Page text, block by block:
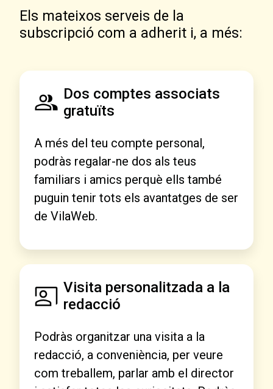
Els mateixos serveis de la
subscripció com a adherit i, a més:
Dos comptes associats
gratuïts
A més del teu compte personal,
podràs regalar-ne dos als teus
familiars i amics perquè ells també
puguin tenir tots els avantatges de ser
de VilaWeb.
Visita personalitzada a la
redacció
Podràs organitzar una visita a la
redacció, a conveniència, per veure
com treballem, parlar amb el director